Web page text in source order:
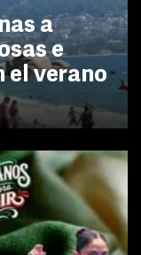
a
e
el verano